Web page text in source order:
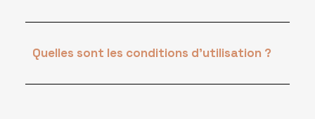
Quelles sont les conditions d'utilisation ?